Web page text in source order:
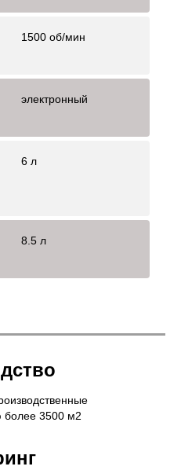
1500 об/мин
электронный
6 л
8.5 л
3500 м2